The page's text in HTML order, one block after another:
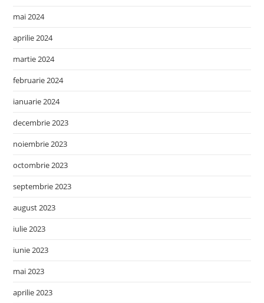
mai 2024
aprilie 2024
martie 2024
februarie 2024
ianuarie 2024
decembrie 2023
noiembrie 2023
octombrie 2023
septembrie 2023
august 2023
iulie 2023
iunie 2023
mai 2023
aprilie 2023